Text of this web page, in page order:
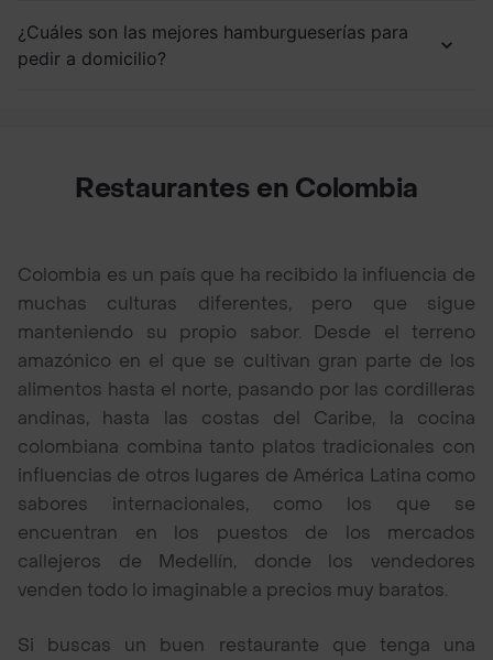
¿Cuáles son las mejores hamburgueserías para
pedir a domicilio?
Restaurantes en Colombia
Colombia es un país que ha recibido la influencia de
muchas culturas diferentes, pero que sigue
manteniendo su propio sabor. Desde el terreno
amazónico en el que se cultivan gran parte de los
alimentos hasta el norte, pasando por las cordilleras
andinas, hasta las costas del Caribe, la cocina
colombiana combina tanto platos tradicionales con
influencias de otros lugares de América Latina como
sabores internacionales, como los que se
encuentran en los puestos de los mercados
callejeros de Medellín, donde los vendedores
venden todo lo imaginable a precios muy baratos.
Si buscas un buen restaurante que tenga una